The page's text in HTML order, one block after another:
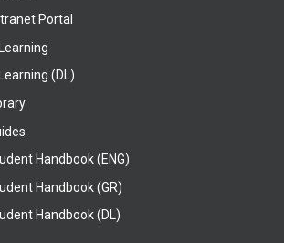
Portal
(DL)
Handbook (ENG)
Handbook (GR)
Handbook (DL)